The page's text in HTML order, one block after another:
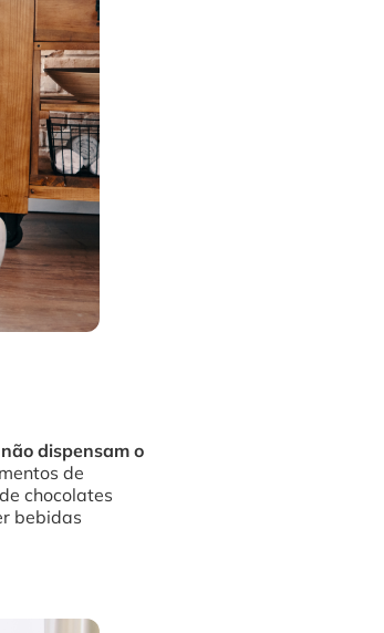
dispensam o
de
chocolates
bebidas